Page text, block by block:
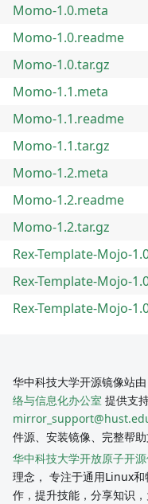
Momo-1.0.meta
Momo-1.0.readme
Momo-1.0.tar.gz
Momo-1.1.meta
Momo-1.1.readme
Momo-1.1.tar.gz
Momo-1.2.meta
Momo-1.2.readme
Momo-1.2.tar.gz
Rex-Template-Mojo-
Rex-Template-Mojo-
Rex-Template-Mojo-
华中科技大学开源镜像站由
络与信息化办公室 提供支
件源、安装镜像、完整帮助
华中科技大学开放原子开
理念， 专注于通用Linux
作，提升技能，分享知识